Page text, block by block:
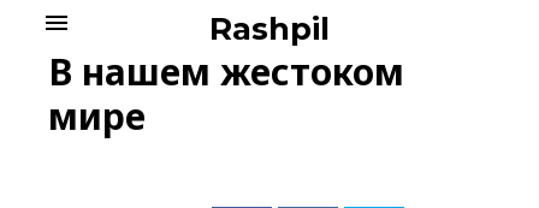
content
Rashpil
menu
В нашем жестоком
мире